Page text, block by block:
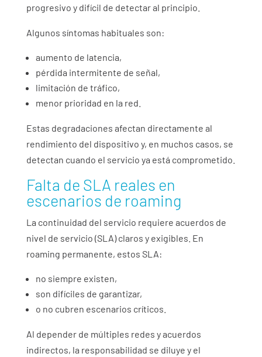
progresivo y difícil de detectar al principio.
Algunos síntomas habituales son:
aumento de latencia,
pérdida intermitente de señal,
limitación de tráfico,
menor prioridad en la red.
Estas degradaciones afectan directamente al
rendimiento del dispositivo y, en muchos casos, se
detectan cuando el servicio ya está comprometido.
Falta de SLA reales en
escenarios de roaming
La continuidad del servicio requiere acuerdos de
nivel de servicio (SLA) claros y exigibles. En
roaming permanente, estos SLA:
no siempre existen,
son difíciles de garantizar,
o no cubren escenarios críticos.
Al depender de múltiples redes y acuerdos
indirectos, la responsabilidad se diluye y el